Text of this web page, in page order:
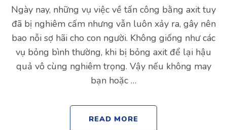
Ngày nay, những vụ việc về tấn công bằng axit tuy
đã bị nghiêm cấm nhưng vẫn luôn xảy ra, gây nên
bao nỗi sợ hãi cho con người. Không giống như các
vụ bỏng bình thường, khi bị bỏng axit để lại hậu
quả vô cùng nghiêm trọng. Vậy nếu không may
bạn hoặc …
READ MORE